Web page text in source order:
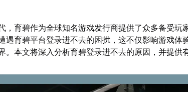
，育碧作为全球知名游戏发行商提供了众多备受玩
遇育碧平台登录进不去的困扰，这不仅影响游戏体
。本文将深入分析育碧登录进不去的原因，并提供